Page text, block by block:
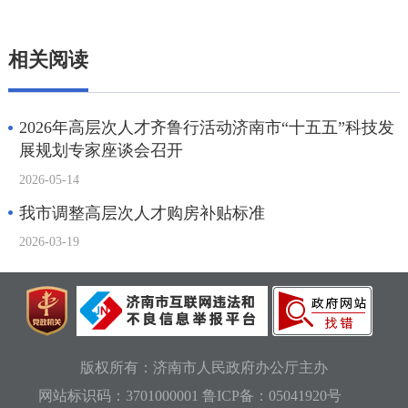
相关阅读
2026年高层次人才齐鲁行活动济南市“十五五”科技发
展规划专家座谈会召开
2026-05-14
我市调整高层次人才购房补贴标准
2026-03-19
版权所有：济南市人民政府办公厅主办
网站标识码：3701000001 鲁ICP备：05041920号